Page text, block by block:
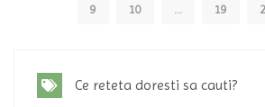
9 10 ... 19
Ce reteta doresti sa cauti?